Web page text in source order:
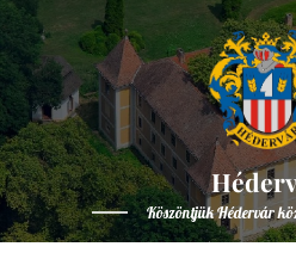
Köszöntjük Hédervár